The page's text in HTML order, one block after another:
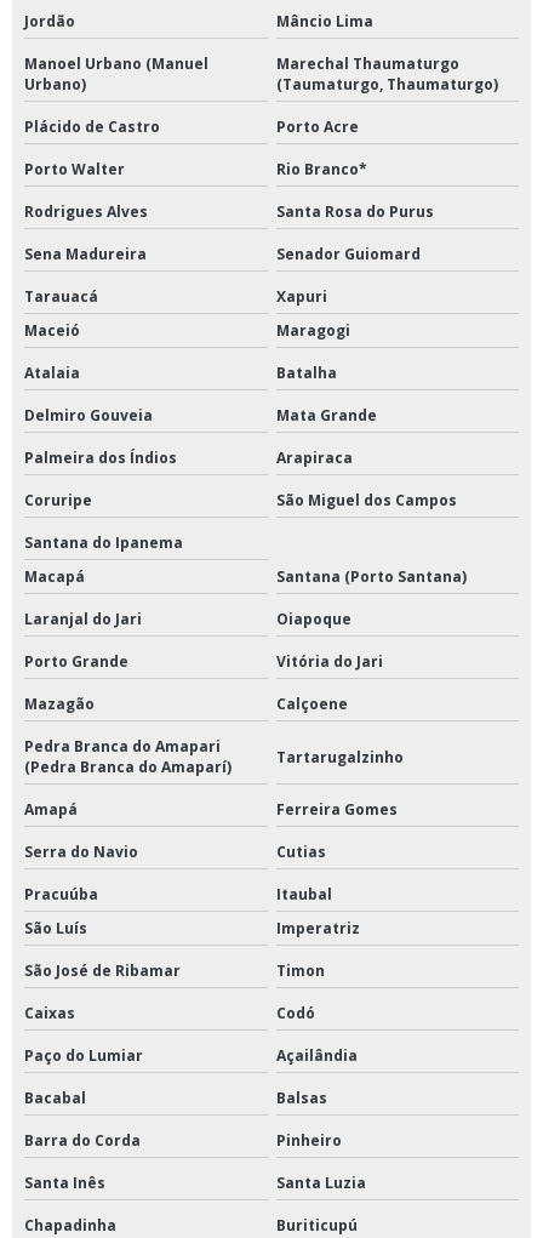
Jordão Mâncio Lima
Manoel Urbano (Manuel
Urbano)
Marechal Thaumaturgo
(Taumaturgo, Thaumaturgo)
Plácido de Castro Porto Acre
Porto Walter Rio Branco*
Rodrigues Alves Santa Rosa do Purus
Sena Madureira Senador Guiomard
Tarauacá
Xapuri
Maceió
Maragogi
Atalaia Batalha
Delmiro Gouveia Mata Grande
Palmeira dos Índios Arapiraca
Coruripe São Miguel dos Campos
Santana do Ipanema
Macapá
Santana (Porto Santana)
Laranjal do Jari Oiapoque
Porto Grande Vitória do Jari
Mazagão Calçoene
Pedra Branca do Amapari
(Pedra Branca do Amaparí)
Tartarugalzinho
Amapá Ferreira Gomes
Serra do Navio Cutias
Pracuúba
Itaubal
São Luís
Imperatriz
São José de Ribamar Timon
Caixas Codó
Paço do Lumiar Açailândia
Bacabal Balsas
Barra do Corda Pinheiro
Santa Inês Santa Luzia
Chapadinha Buriticupú